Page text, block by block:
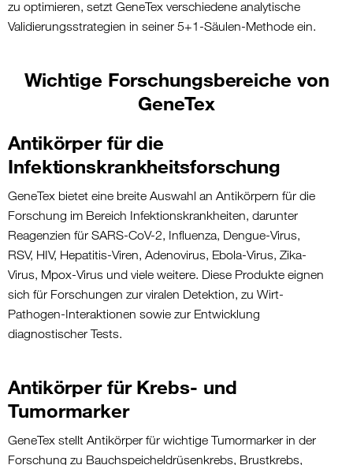
zu optimieren, setzt GeneTex verschiedene analytische
Validierungsstrategien in seiner 5+1-Säulen-Methode ein.
Wichtige Forschungsbereiche von
GeneTex
Antikörper für die
Infektionskrankheitsforschung
GeneTex bietet eine breite Auswahl an Antikörpern für die
Forschung im Bereich Infektionskrankheiten, darunter
Reagenzien für SARS-CoV-2, Influenza, Dengue-Virus,
RSV, HIV, Hepatitis-Viren, Adenovirus, Ebola-Virus, Zika-
Virus, Mpox-Virus und viele weitere. Diese Produkte eignen
sich für Forschungen zur viralen Detektion, zu Wirt-
Pathogen-Interaktionen sowie zur Entwicklung
diagnostischer Tests.
Antikörper für Krebs- und
Tumormarker
GeneTex stellt Antikörper für wichtige Tumormarker in der
Forschung zu Bauchspeicheldrüsenkrebs, Brustkrebs,